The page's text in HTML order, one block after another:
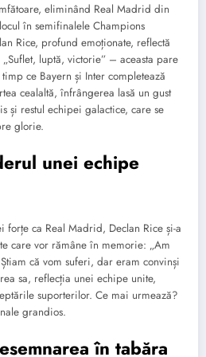
eliminând Real Madrid din
în semifinalele Champions
Rice, profund emoționate, reflectă
luptă, victorie” – aceasta pare
ce Bayern și Inter completează
cealaltă, înfrângerea lasă un gust
și restul echipei galactice, care se
glorie.
unei echipe
ca Real Madrid, Declan Rice și-a
care vor rămâne în memorie: „Am
că vom suferi, dar eram convinși
sa, reflecția unei echipe unite,
suporterilor. Ce mai urmează?
grandios.
în tabăra